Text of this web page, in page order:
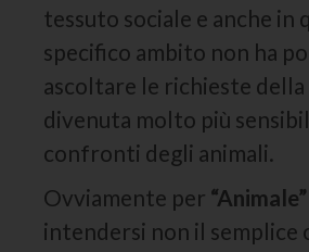
tessuto sociale e anche in
specifico ambito non ha
ascoltare le richieste
divenuta molto più
confronti degli animali.
Ovviamente per “Animale”
intendersi non il semplice